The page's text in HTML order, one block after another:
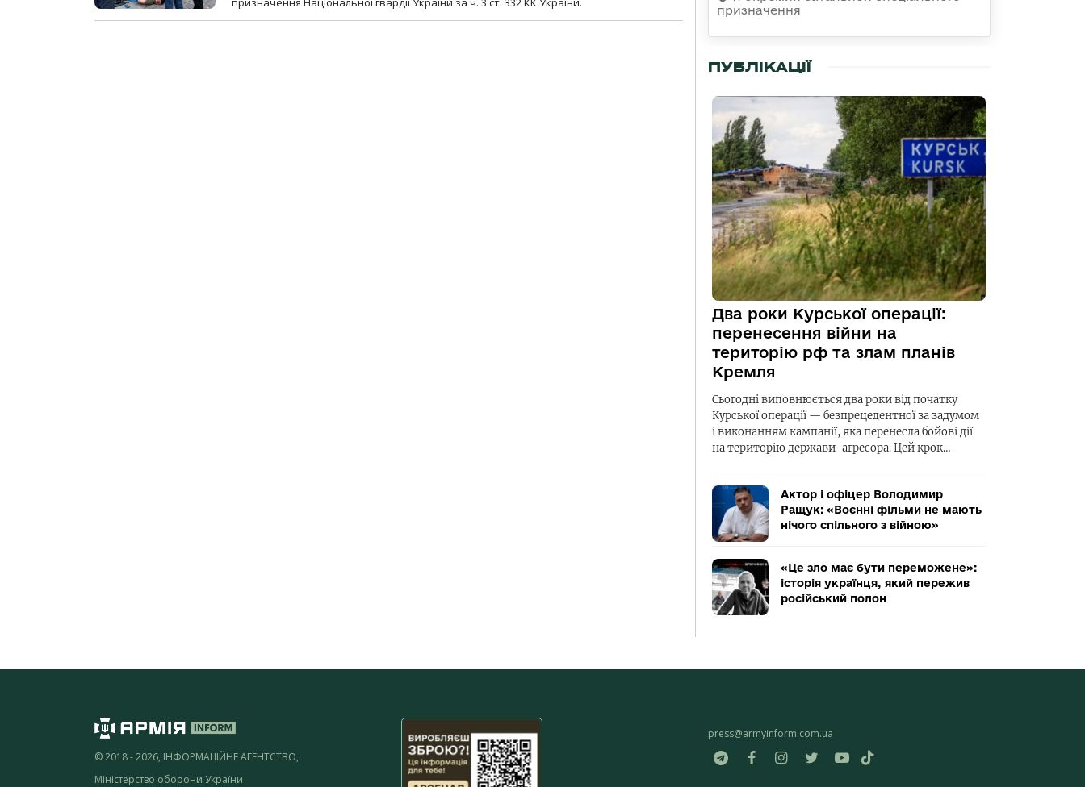
призначення
ПУБЛІКАЦІЇ
Два роки Курської операції:
перенесення війни на
територію рф та злам планів
Кремля
Сьогодні виповнюється два роки від початку
Курської операції — безпрецедентної за задумом
і виконанням кампанії, яка перенесла бойові дії
на територію держави-агресора. Цей крок…
Актор і офіцер Володимир
Ращук: «Воєнні фільми не мають
нічого спільного з війною»
«Це зло має бути переможене»:
історія українця, який пережив
російський полон
© 2018 - 2026, ІНФОРМАЦІЙНЕ АГЕНТСТВО,
Міністерство оборони України
press@armyinform.com.ua